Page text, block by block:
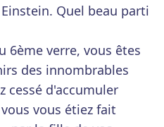
Quel beau parti
6ème verre, vous êtes
des innombrables
cessé d'accumuler
vous étiez fait